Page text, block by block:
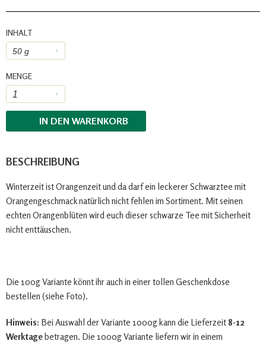
INHALT
MENGE
IN DEN WARENKORB
BESCHREIBUNG
Winterzeit ist Orangenzeit und da darf ein leckerer Schwarztee mit
Orangengeschmack natürlich nicht fehlen im Sortiment. Mit seinen
echten Orangenblüten wird euch dieser schwarze Tee mit Sicherheit
nicht enttäuschen.
Die 100g Variante könnt ihr auch in einer tollen Geschenkdose
bestellen (siehe Foto).
Hinweis: Bei Auswahl der Variante 1000g kann die Lieferzeit 8-12
Werktagebetragen. Die 1000g Variante liefern wir in einem